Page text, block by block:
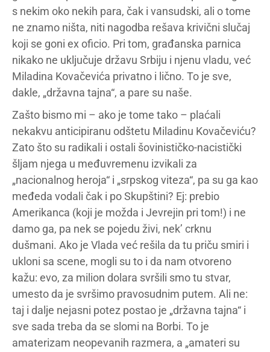
s nekim oko nekih para, čak i vansudski, ali o tome
ne znamo ništa, niti nagodba rešava krivični slučaj
koji se goni ex oficio. Pri tom, građanska parnica
nikako ne uključuje državu Srbiju i njenu vladu, već
Miladina Kovačevića privatno i lično. To je sve,
dakle, „državna tajna“, a pare su naše.
Zašto bismo mi – ako je tome tako – plaćali
nekakvu anticipiranu odštetu Miladinu Kovačeviću?
Zato što su radikali i ostali šovinističko-nacistički
šljam njega u međuvremenu izvikali za
„nacionalnog heroja“ i „srpskog viteza“, pa su ga kao
međeda vodali čak i po Skupštini? Ej: prebio
Amerikanca (koji je možda i Jevrejin pri tom!) i ne
damo ga, pa nek se pojedu živi, nek’ crknu
dušmani. Ako je Vlada već rešila da tu priču smiri i
ukloni sa scene, mogli su to i da nam otvoreno
kažu: evo, za milion dolara svršili smo tu stvar,
umesto da je svršimo pravosudnim putem. Ali ne:
taj i dalje nejasni potez postao je „državna tajna“ i
sve sada treba da se slomi na Borbi. To je
amaterizam neopevanih razmera, a „amateri su